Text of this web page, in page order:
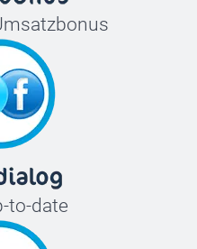
to-date